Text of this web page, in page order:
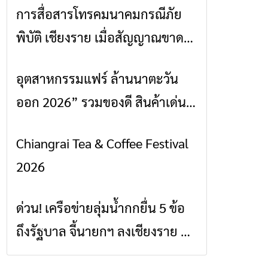
ข่าวเชียงราย
การสื่อสารโทรคมนาคมกรณีภัย
พิบัติ เชียงราย เมื่อสัญญาณขาด
ข่าวเชียงราย
อุตสาหกรรมแฟร์ ล้านนาตะวัน
ออก 2026” รวมของดี สินค้าเด่น
เชียงราย พะเยา แพร่ และน่าน
พร้อมชมคอนเสิร์ตจากศิลปินชื่อ
ข่าวเชียงราย
Chiangrai Tea & Coffee Festival
2026
ข่าวเชียงราย
ด่วน! เครือข่ายลุ่มน้ำกกยื่น 5 ข้อ
ถึงรัฐบาล จี้นายกฯ ลงเชียงราย แก้
วิกฤตสารปนเปื้อนต้นน้ำ